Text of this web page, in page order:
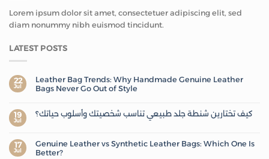
Lorem ipsum dolor sit amet, consectetuer adipiscing elit, sed
diam nonummy nibh euismod tincidunt.
LATEST POSTS
22
Jul
Leather Bag Trends: Why Handmade Genuine Leather
Bags Never Go Out of Style
19
Jul
كيف تختارين شنطة جلد طبيعي تناسب شخصيتك وأسلوب حياتك؟
17
Jul
Genuine Leather vs Synthetic Leather Bags: Which One Is
Better?